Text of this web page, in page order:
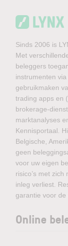
Sinds 2006 is
Met
beleggers
instrumenten
gebruikmaken
trading apps en
brokerage-
marktanalyses
Kennisportaal.
Belgische,
geen
voor uw eigen
risico’s met
inleg verliest.
garantie voor de
Online